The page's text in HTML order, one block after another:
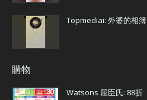
Topmediai: 外婆的相簿
購物
Watsons 屈臣氏: 88折